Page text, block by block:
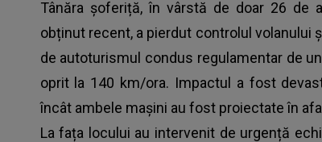
Tânăra șoferiță, în vârstă de doar 26 de
obținut recent, a pierdut controlul volanului
de autoturismul condus regulamentar de
oprit la 140 km/ora. Impactul a fost
încât ambele mașini au fost proiectate în
La fața locului au intervenit de urgență